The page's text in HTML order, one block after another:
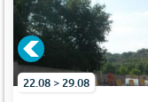
22.08 > 29.08